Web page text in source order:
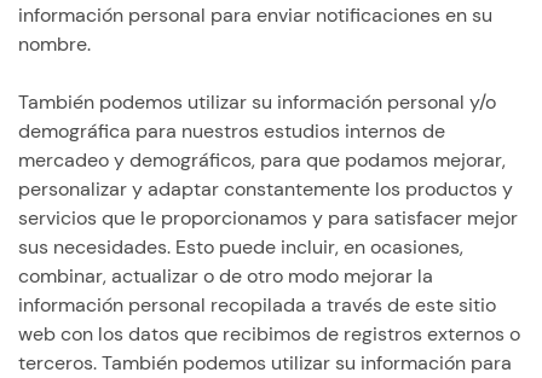
información personal para enviar notificaciones en su
nombre.
También podemos utilizar su información personal y/o
demográfica para nuestros estudios internos de
mercadeo y demográficos, para que podamos mejorar,
personalizar y adaptar constantemente los productos y
servicios que le proporcionamos y para satisfacer mejor
sus necesidades. Esto puede incluir, en ocasiones,
combinar, actualizar o de otro modo mejorar la
información personal recopilada a través de este sitio
web con los datos que recibimos de registros externos o
terceros. También podemos utilizar su información para